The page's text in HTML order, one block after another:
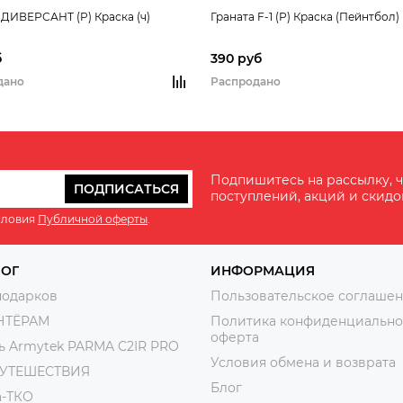
ДИВЕРСАНТ (P) Краска (ч) Граната F-1 (Р) Краска (Пейнтбол)
390 руб
Распродано
ПОДПИСАТЬСЯ
Публичной оферты.
Подпишитесь на рассылку,
поступлений, акций и
Armytek PARMA C2IR PRO
ТКО
ИНФОРМАЦИЯ
Пользовательское
Политика
оферта
Условия обмена и возврата
Блог